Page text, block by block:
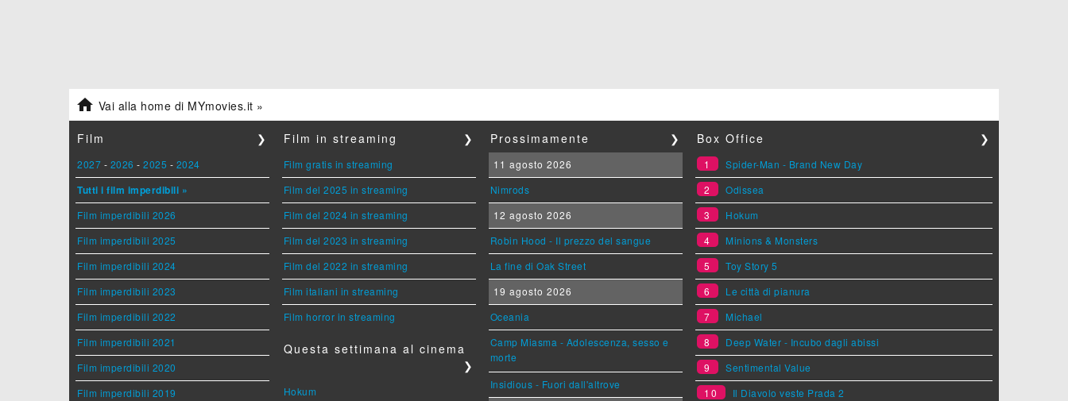
 Vai alla home di MYmovies.it »
Film ❯
2027 - 2026 - 2025 - 2024
Tutti i film imperdibili »
Film imperdibili 2026
Film imperdibili 2025
Film imperdibili 2024
Film imperdibili 2023
Film imperdibili 2022
Film imperdibili 2021
Film imperdibili 2020
Film imperdibili 2019
Film in streaming ❯
Film gratis in streaming
Film del 2025 in streaming
Film del 2024 in streaming
Film del 2023 in streaming
Film del 2022 in streaming
Film italiani in streaming
Film horror in streaming
Questa settimana al cinema
❯
Hokum
Prossimamente ❯
11 agosto 2026
Nimrods
12 agosto 2026
Robin Hood - Il prezzo del sangue
La fine di Oak Street
19 agosto 2026
Oceania
Camp Miasma - Adolescenza, sesso e
morte
Insidious - Fuori dall'altrove
Box Office ❯
1
Spider-Man - Brand New Day
2
Odissea
3
Hokum
4
Minions & Monsters
5
Toy Story 5
6
Le città di pianura
7
Michael
8
Deep Water - Incubo dagli abissi
9
Sentimental Value
10
Il Diavolo veste Prada 2